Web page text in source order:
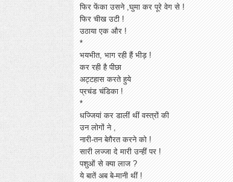
फिर फेंका उसने ,घुमा कर पूरे वेग से !
फिर चीख उटी !
उठाया एक और !
*
भयभीत, भाग रही हैं भीड़ !
कर रही है पीछा
अट्टहास करते हुये
प्रचंड चंडिका !
*
धज्जियां कर डालीं थीं वस्त्रों की
उन लोगों ने ,
नारी-तन बेग़ैरत करने को !
सारी लज्जा दे मारी उन्हीं पर !
पशुओं से क्या लाज ?
ये बातें अब बे-मानी थीं !